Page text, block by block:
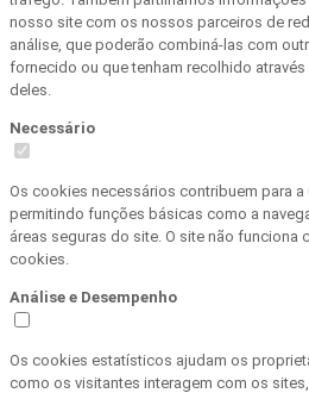
nosso site com os nossos parceiros de
análise, que poderão combiná-las com
fornecido ou que tenham recolhido
deles.
Necessário
Os cookies necessários contribuem para a
permitindo funções básicas como a
áreas seguras do site. O site não funciona
cookies.
Análise e Desempenho
Os cookies estatísticos ajudam os
como os visitantes interagem com os